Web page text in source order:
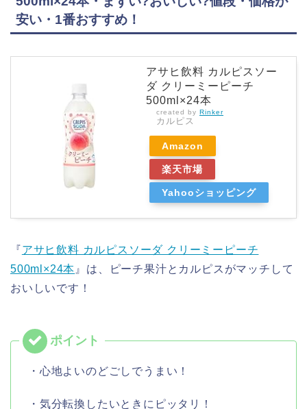
安い・1番おすすめ！
アサヒ飲料 カルピスソー
ダ クリーミーピーチ
500ml×24本
created by Rinker
カルピス
Amazon
楽天市場
Yahooショッピング
『アサヒ飲料 カルピスソーダ クリーミーピーチ
500ml×24本 』は、ピーチ果汁とカルピスがマッチして
おいしいです！
・心地よいのどごしでうまい！
・気分転換したいときにピッタリ！